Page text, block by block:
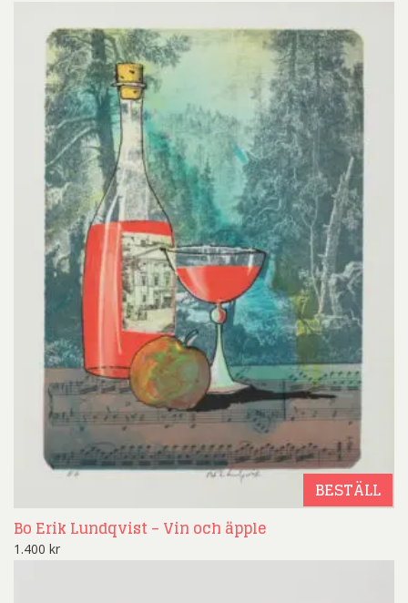
BESTÄLL
Bo Erik Lundqvist – Vin och äpple
1.400 kr